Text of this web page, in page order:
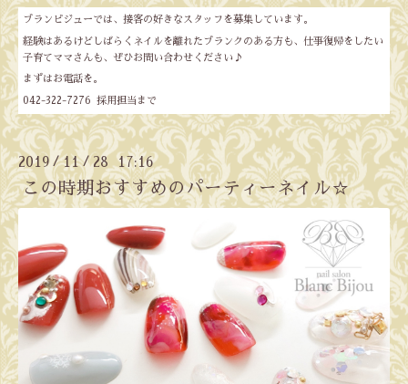
ブランビジューでは、接客の好きなスタッフを募集しています。
経験はあるけどしばらくネイルを離れたブランクのある方も、仕事復帰をしたい
子育てママさんも、ぜひお問い合わせください♪
まずはお電話を。
042-322-7276 採用担当まで
2019/11/28 17:16
この時期おすすめのパーティーネイル☆